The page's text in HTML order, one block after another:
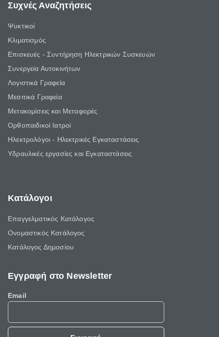
Συχνές Αναζητήσεις
Ψυκτικοί
Κλιματισμός
Επισκευές - Συντήρηση Ηλεκτρικών Συσκευών
Συνεργεία Αυτοκινήτων
Λογιστικά Γραφεία
Μεσιτικά Γραφεία
Μετακομίσεις και Μεταφορές
Ορθοπαιδικοί Ιατροί
Ηλεκτρολόγοι - Ηλεκτρικές Εγκαταστάσεις
Υδραυλικές εργασίες και Εγκαταστάσεις
Κατάλογοι
Επαγγελματικός Κατάλογος
Ονομαστικός Κατάλογος
Κατάλογος Δημοσίου
Εγγραφή στο Newsletter
Email